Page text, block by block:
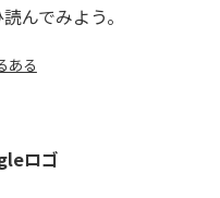
んでみよう。
ある
ロゴ